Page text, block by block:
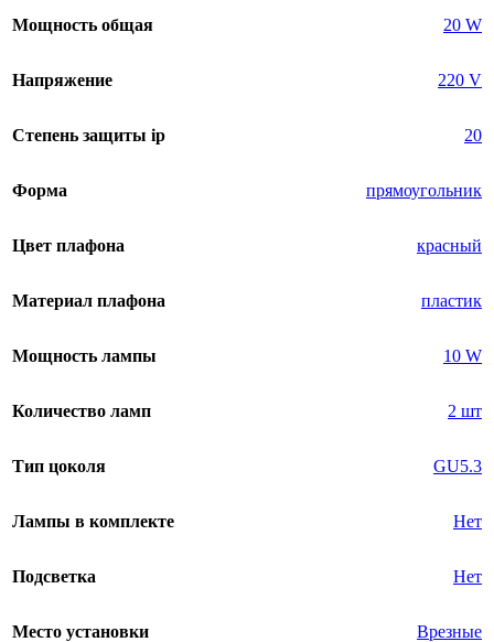
Мощность общая 20 W
Напряжение 220 V
Степень защиты ip 20
Форма прямоугольник
Цвет плафона красный
Материал плафона пластик
Мощность лампы 10 W
Количество ламп 2 шт
Тип цоколя GU5.3
Лампы в комплекте Нет
Подсветка Нет
Место установки Врезные